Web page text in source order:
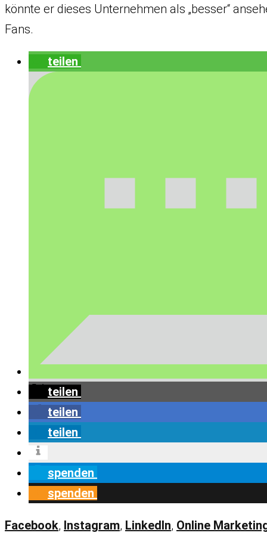
könnte er dieses Unternehmen als „besser“
Fans.
teilen
teilen
teilen
teilen
spenden
spenden
Facebook, Instagram, LinkedIn, Online